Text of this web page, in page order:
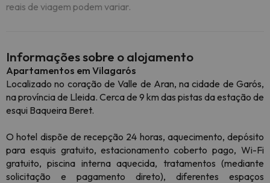
reais de viagem podem variar.
Informações sobre o alojamento
Apartamentos em Vilagarós
Localizado no coração de Valle de Aran, na cidade de Garós,
na província de Lleida. Cerca de 9 km das pistas da estação de
esqui Baqueira Beret.
O hotel dispõe de recepção 24 horas, aquecimento, depósito
para esquis gratuito, estacionamento coberto pago, Wi-Fi
gratuito, piscina interna aquecida, tratamentos (mediante
solicitação e pagamento direto), diferentes espaços